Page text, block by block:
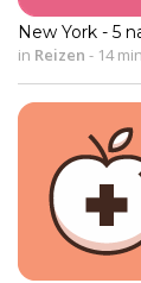
New York - 5
in Reizen - 14